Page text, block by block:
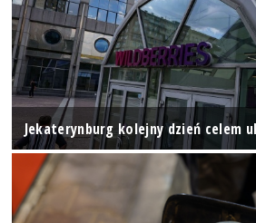
Jekaterynburg kolejny dzień celem